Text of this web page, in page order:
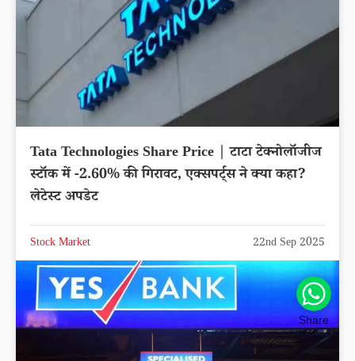
Tata Technologies Share Price | टाटा टेक्नोलॉजीज
स्टॉक में -2.60% की गिरावट, एक्सपर्ट्स ने क्या कहा?
लेटेस्ट अपडेट
Stock Market 22nd Sep 2025
Share